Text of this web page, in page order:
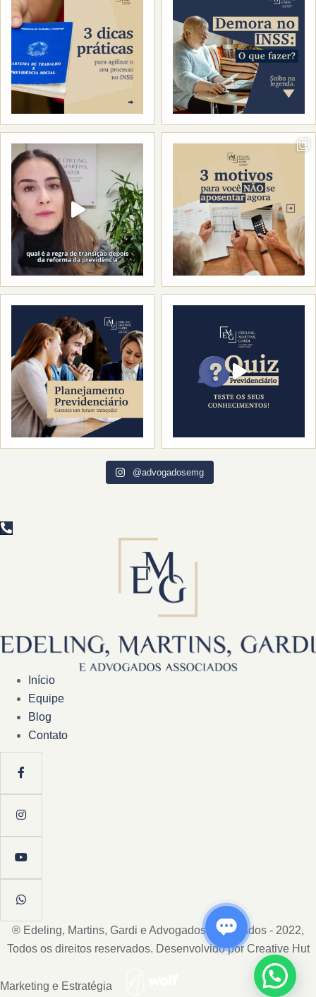
@advogadosemg
Início
Equipe
Blog
Contato
® Edeling, Martins, Gardi e Advogados Associados - 2022,
Todos os direitos reservados. Desenvolvido por Creative Hut
Marketing e Estratégia